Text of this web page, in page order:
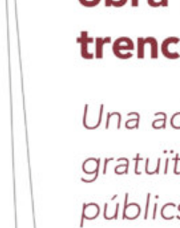
en Barcelona, abierto a la
a la cultura, el
la música y el arte.